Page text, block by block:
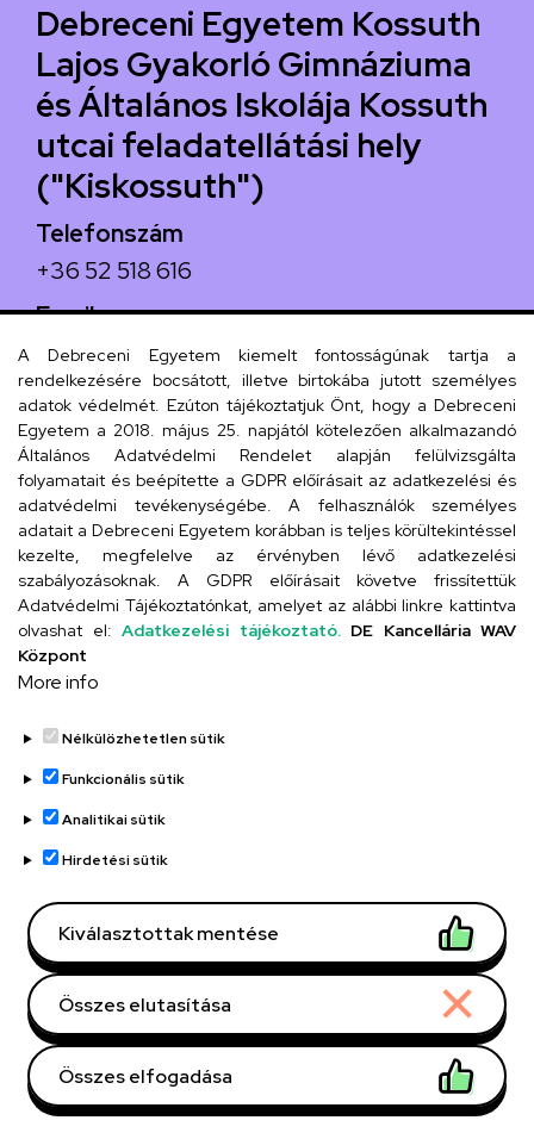
Debreceni Egyetem Kossuth
Lajos Gyakorló Gimnáziuma
és Általános Iskolája Kossuth
utcai feladatellátási hely
("Kiskossuth")
Telefonszám
+36 52 518 616
Email
iskola@kossuth-alt.unideb.hu
Cím
4024 Debrecen, Kossuth utca 33.
Szervezeti telefonkönyv
UD telefonkönyv
Adatvédelem
Adatvédelem
Régi oldal
Technikai információk
Copyright © 2026 Unideb
A Debreceni Egyetem kiemelt fontosságúnak tartja a
rendelkezésére bocsátott, illetve birtokába jutott személyes
adatok védelmét. Ezúton tájékoztatjuk Önt, hogy a Debreceni
Egyetem a 2018. május 25. napjától kötelezően alkalmazandó
Általános Adatvédelmi Rendelet alapján felülvizsgálta
folyamatait és beépítette a GDPR előírásait az adatkezelési és
adatvédelmi tevékenységébe. A felhasználók személyes
adatait a Debreceni Egyetem korábban is teljes körültekintéssel
kezelte, megfelelve az érvényben lévő adatkezelési
szabályozásoknak. A GDPR előírásait követve frissítettük
Adatvédelmi Tájékoztatónkat, amelyet az alábbi linkre kattintva
olvashat el: Adatkezelési tájékoztató. DE Kancellária WAV
Központ
More info
Nélkülözhetetlen sütik
Funkcionális sütik
Analitikai sütik
Hirdetési sütik
Kiválasztottak mentése
Összes elutasítása
Összes elfogadása